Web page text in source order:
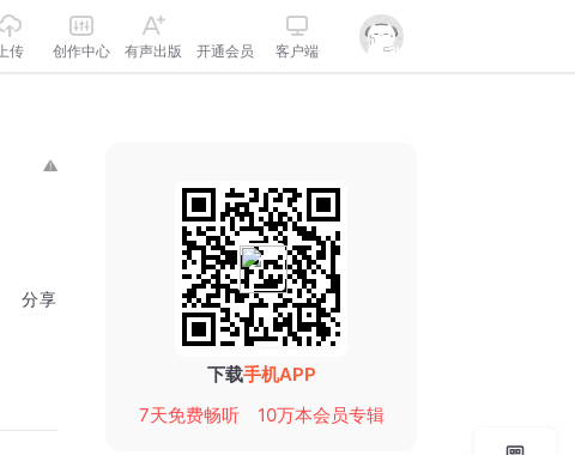
上传 创作中心 有声出版 开通会员 客户端
分享
下载手机APP
7天免费畅听
10万本会员专辑